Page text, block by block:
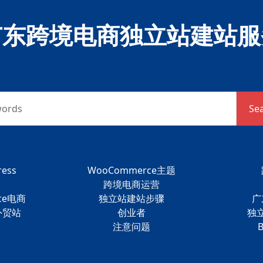
跨境电商独立站建站
WooCommerce主题
跨境电商运营
电商
独立站建站步骤
站
创业者
独
注意问题